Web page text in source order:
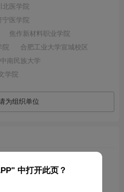
北医学院
宁医学院
焦作新材料职业学院
院
合肥工业大学宣城校区
中南民族大学
学院
为组织单位
中打开此页？